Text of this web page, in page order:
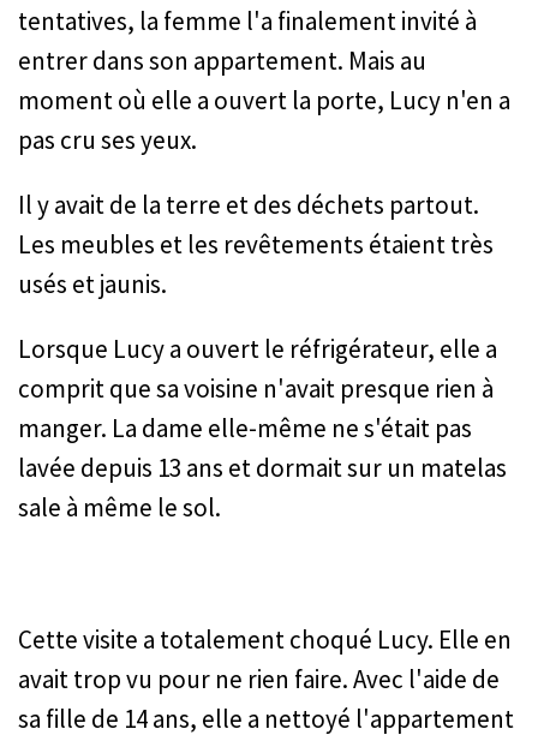
tentatives, la femme l'a finalement invité à
entrer dans son appartement. Mais au
moment où elle a ouvert la porte, Lucy n'en a
pas cru ses yeux.
Il y avait de la terre et des déchets partout.
Les meubles et les revêtements étaient très
usés et jaunis.
Lorsque Lucy a ouvert le réfrigérateur, elle a
comprit que sa voisine n'avait presque rien à
manger. La dame elle-même ne s'était pas
lavée depuis 13 ans et dormait sur un matelas
sale à même le sol.
Cette visite a totalement choqué Lucy. Elle en
avait trop vu pour ne rien faire. Avec l'aide de
sa fille de 14 ans, elle a nettoyé l'appartement